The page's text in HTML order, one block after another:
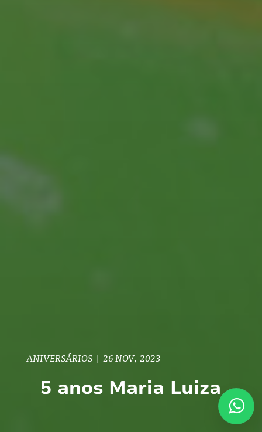
ANIVERSÁRIOS | 26 NOV, 2023
5 anos Maria Luiza